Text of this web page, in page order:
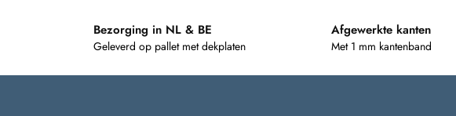
Bezorging in NL & BE
Geleverd op pallet met dekplaten
Afgewerkte kanten
Met 1 mm kantenband